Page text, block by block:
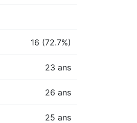
16 (72.7%)
23 ans
26 ans
25 ans